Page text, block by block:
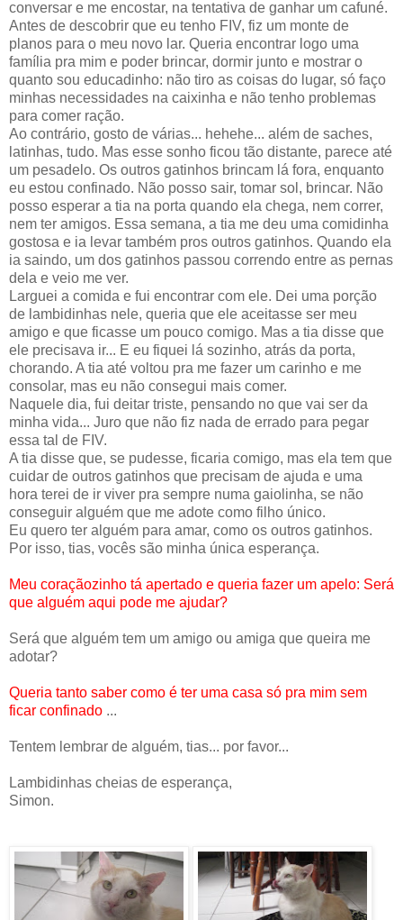
conversar e me encostar, na tentativa de ganhar um cafuné.
Antes de descobrir que eu tenho FIV, fiz um monte de
planos para o meu novo lar. Queria encontrar logo uma
família pra mim e poder brincar, dormir junto e mostrar o
quanto sou educadinho: não tiro as coisas do lugar, só faço
minhas necessidades na caixinha e não tenho problemas
para comer ração.
Ao contrário, gosto de várias... hehehe... além de saches,
latinhas, tudo. Mas esse sonho ficou tão distante, parece até
um pesadelo. Os outros gatinhos brincam lá fora, enquanto
eu estou confinado. Não posso sair, tomar sol, brincar. Não
posso esperar a tia na porta quando ela chega, nem correr,
nem ter amigos. Essa semana, a tia me deu uma comidinha
gostosa e ia levar também pros outros gatinhos. Quando ela
ia saindo, um dos gatinhos passou correndo entre as pernas
dela e veio me ver.
Larguei a comida e fui encontrar com ele. Dei uma porção
de lambidinhas nele, queria que ele aceitasse ser meu
amigo e que ficasse um pouco comigo. Mas a tia disse que
ele precisava ir... E eu fiquei lá sozinho, atrás da porta,
chorando. A tia até voltou pra me fazer um carinho e me
consolar, mas eu não consegui mais comer.
Naquele dia, fui deitar triste, pensando no que vai ser da
minha vida... Juro que não fiz nada de errado para pegar
essa tal de FIV.
A tia disse que, se pudesse, ficaria comigo, mas ela tem que
cuidar de outros gatinhos que precisam de ajuda e uma
hora terei de ir viver pra sempre numa gaiolinha, se não
conseguir alguém que me adote como filho único.
Eu quero ter alguém para amar, como os outros gatinhos.
Por isso, tias, vocês são minha única esperança.
Meu coraçãozinho tá apertado e queria fazer um apelo: Será
que alguém aqui pode me ajudar?
Será que alguém tem um amigo ou amiga que queira me
adotar?
Queria tanto saber como é ter uma casa só pra mim sem
ficar confinado ...
Tentem lembrar de alguém, tias... por favor...
Lambidinhas cheias de esperança,
Simon.